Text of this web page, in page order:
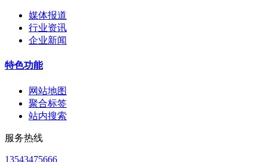
媒体报道
行业资讯
企业新闻
特色功能
网站地图
聚合标签
站内搜索
服务热线
13543475666